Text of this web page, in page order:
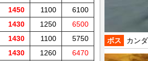
1450 1100
6100
1430 1250
6500
1430 1100
5750
1430 1260
6470
ボス カン